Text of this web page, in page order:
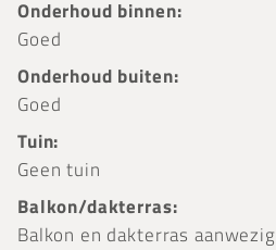
Onderhoud binnen:
Goed
Onderhoud buiten:
Goed
Tuin:
Geen tuin
Balkon/dakterras:
Balkon en dakterras aanwezig